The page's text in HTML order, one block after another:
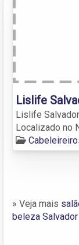
Lislife
Lislife
Localizado no
» Veja mais
beleza Salvador